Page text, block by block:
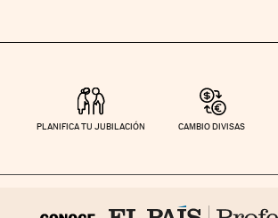
PLANIFICA TU JUBILACIÓN CAMBIO DIVISAS